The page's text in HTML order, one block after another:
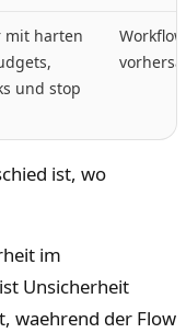
mit harten
und stop
ist, wo
im
Unsicherheit
waehrend der Flow